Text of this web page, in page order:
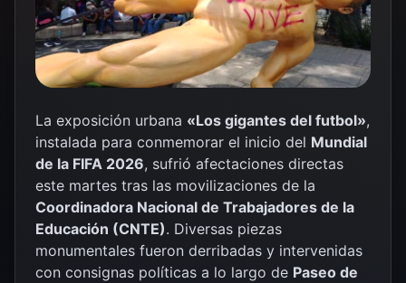
La exposición urbana «Los gigantes del futbol»,
instalada para conmemorar el inicio del Mundial
de la FIFA 2026, sufrió afectaciones directas
este martes tras las movilizaciones de la
Coordinadora Nacional de Trabajadores de la
Educación (CNTE). Diversas piezas
monumentales fueron derribadas y intervenidas
con consignas políticas a lo largo de Paseo de